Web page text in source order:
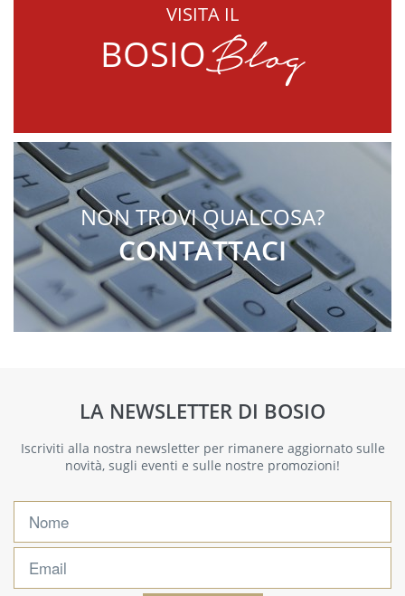
VISITA IL
BOSIOBlog
NON TROVI QUALCOSA?
CONTATTACI
LA NEWSLETTER DI BOSIO
Iscriviti alla nostra newsletter per rimanere aggiornato sulle
novità, sugli eventi e sulle nostre promozioni!